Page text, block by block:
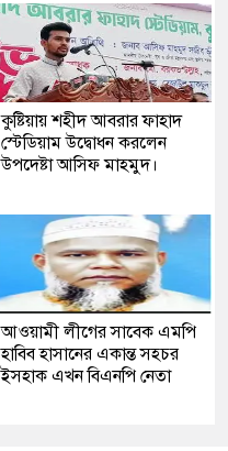
কুষ্টিয়ায় শহীদ আবরার ফাহাদ
স্টেডিয়াম উদ্বোধন করলেন
উপদেষ্টা আসিফ মাহমুদ।
আওয়ামী লীগের সাবেক এমপি
হাবিব হাসানের একান্ত সহচর
ইসহাক এখন বিএনপি নেতা